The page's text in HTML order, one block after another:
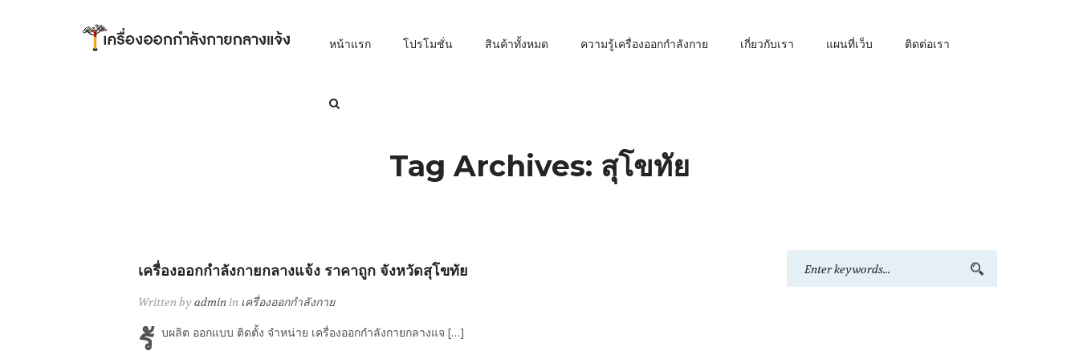
หน้าแรก โปรโมชั่น สินค้าทั้งหมด ความรู้เครื่องออกกำลังกาย เกี่ยวกับเรา แผนที่เว็บ ติดต่อเรา
Tag Archives: สุโขทัย
เครื่องออกกำลังกายกลางแจ้ง ราคาถูก จังหวัดสุโขทัย
Written by adminin เครื่องออกกำลังกาย
รั บผลิต ออกแบบ ติดตั้ง จำหน่าย เครื่องออกกำลังกายกลางแจ […]